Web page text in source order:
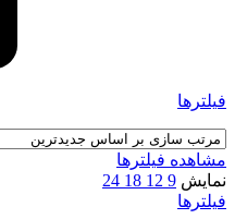
فیلترها
مشاهده فیلترها
نمایش 9
12
18
24
فیلترها